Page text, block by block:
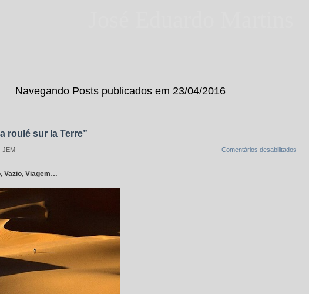
Navegando Posts publicados em 23/04/2016
roulé sur la Terre”
JEM Comentários desabilitados
Vazio, Viagem…